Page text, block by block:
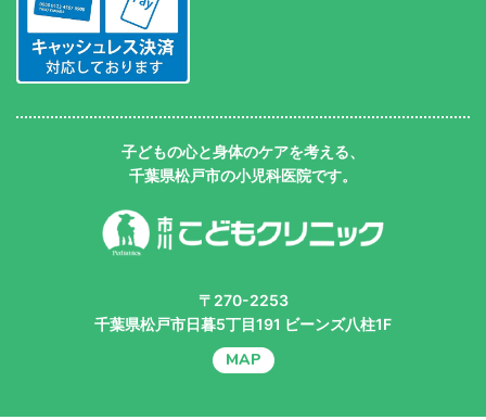
子どもの心と身体のケアを考える、
千葉県松戸市の小児科医院です。
ック
〒270-2253
千葉県松戸市日暮5丁目191 ビーンズ八柱1F
MAP